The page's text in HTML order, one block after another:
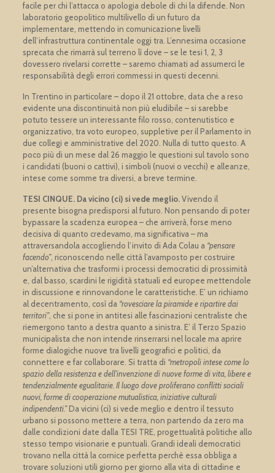
facile per chi l’attacca o apologia debole di chi la difende. Non
laboratorio geopolitico multilivello di un futuro da
implementare, mettendo in comunicazione livelli
dell’infrastruttura continentale oggi tra. L’ennesima occasione
sprecata che rimarrà sul terreno lì dove – se le tesi 1, 2, 3
dovessero rivelarsi corrette – saremo chiamati ad assumerci le
responsabilità degli errori commessi in questi decenni.
In Trentino in particolare – dopo il 21 ottobre, data che a reso
evidente una discontinuità non più eludibile – si sarebbe
potuto tessere un interessante filo rosso, contenutistico e
organizzativo, tra voto europeo, suppletive per il Parlamento in
due collegi e amministrative del 2020. Nulla di tutto questo. A
poco più di un mese dal 26 maggio le questioni sul tavolo sono
i candidati (buoni o cattivi), i simboli (nuovi o vecchi) e alleanze,
intese come somme tra diversi, a breve termine.
TESI CINQUE. Da vicino (ci) si vede meglio.Vivendo il
presente bisogna predisporsi al futuro. Non pensando di poter
bypassare la scadenza europea – che arriverà, forse meno
decisiva di quanto credevamo, ma significativa – ma
attraversandola accogliendo l’invito di Ada Colau a “pensare
facendo”, riconoscendo nelle città l’avamposto per costruire
un’alternativa che trasformi i processi democratici di prossimità
e, dal basso, scardini le rigidità statuali ed europee mettendole
in discussione e rinnovandone le caratteristiche. E’ un richiamo
al decentramento, così da “rovesciare la piramide e ripartire dai
territori”, che si pone in antitesi alle fascinazioni centraliste che
riemergono tanto a destra quanto a sinistra. E’ il Terzo Spazio
municipalista che non intende rinserrarsi nel locale ma aprire
forme dialogiche nuove tra livelli geografici e politici, da
connettere e far collaborare. Si tratta di “metropoli intese come lo
spazio della resistenza e dell’invenzione di nuove forme di vita, libere e
tendenzialmente egualitarie. Il luogo dove proliferano conflitti sociali
nuovi, forme di cooperazione mutualistica, iniziative culturali
indipendenti.”Da vicini (ci) si vede meglio e dentro il tessuto
urbano si possono mettere a terra, non partendo da zero ma
dalle condizioni date dalla TESI TRE, progettualità politiche allo
stesso tempo visionarie e puntuali. Grandi ideali democratici
trovano nella città la cornice perfetta perchè essa obbliga a
trovare soluzioni utili giorno per giorno alla vita di cittadine e